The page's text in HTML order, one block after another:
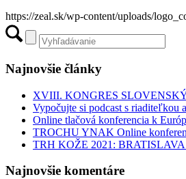
https://zeal.sk/wp-content/uploads/
Najnovšie články
XVIII. KONGRES
Vypočujte si podcast s riaditeľkou
Online tlačová konferencia k
TROCHU YNAK Online
TRH KOŽE 2021:
Najnovšie komentáre